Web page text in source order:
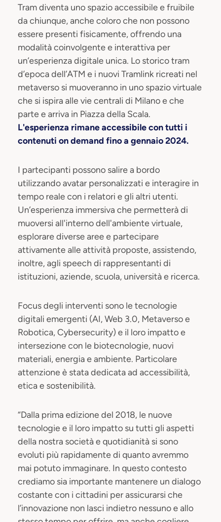
Tram diventa uno spazio accessibile e fruibile
da chiunque, anche coloro che non possono
essere presenti fisicamente, offrendo una
modalità coinvolgente e interattiva per
un’esperienza digitale unica. Lo storico tram
d’epoca dell’ATM e i nuovi Tramlink ricreati nel
metaverso si muoveranno in uno spazio virtuale
che si ispira alle vie centrali di Milano e che
parte e arriva in Piazza della Scala.
L'esperienza rimane accessibile con tutti i
contenuti on demand fino a gennaio 2024.
I partecipanti possono salire a bordo
utilizzando avatar personalizzati e interagire in
tempo reale con i relatori e gli altri utenti.
Un’esperienza immersiva che permetterà di
muoversi all'interno dell'ambiente virtuale,
esplorare diverse aree e partecipare
attivamente alle attività proposte, assistendo,
inoltre, agli speech di rappresentanti di
istituzioni, aziende, scuola, università e ricerca.
Focus degli interventi sono le tecnologie
digitali emergenti (AI, Web 3.0, Metaverso e
Robotica, Cybersecurity) e il loro impatto e
intersezione con le biotecnologie, nuovi
materiali, energia e ambiente. Particolare
attenzione è stata dedicata ad accessibilità,
etica e sostenibilità.
“Dalla prima edizione del 2018, le nuove
tecnologie e il loro impatto su tutti gli aspetti
della nostra società e quotidianità si sono
evoluti più rapidamente di quanto avremmo
mai potuto immaginare. In questo contesto
crediamo sia importante mantenere un dialogo
costante con i cittadini per assicurarsi che
l’innovazione non lasci indietro nessuno e allo